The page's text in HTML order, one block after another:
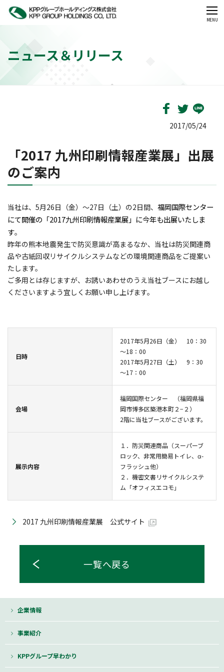
CLOSE
MENU
ニュース＆リリース
2017/05/24
「2017 九州印刷情報産業展」出展
のご案内
当社は、5月26日（金）～27日（土）の2日間、 福岡国際センター
にて開催の「2017九州印刷情報産業展」に今年も出展いたしま
す。
昨年の熊本地震発生で防災意識が高まるなか、当社は防災関連商
品や古紙回収リサイクルシステムなどの環境関連商品をご提案い
たします。
ご多用とは存じますが、お誘いあわせのうえ当社ブースにお越し
くださいますよう宜しくお願い申し上げます。
日時
2017年5月26日（金） 10：30
～18：00
2017年5月27日（土） 9：30
～17：00
会場
福岡国際センター （福岡県福
岡市博多区築港本町２−２）
2階に当社ブースがございます。
展示内容
１．防災関連商品（スーパーブ
ロック、非常用簡易トイレ、α-
フラッシュ他）
２．機密文書リサイクルシステ
ム「オフィスエコモ」
2017 九州印刷情報産業展 公式サイト
一覧へ戻る
企業情報
事業紹介
KPPグループ早わかり